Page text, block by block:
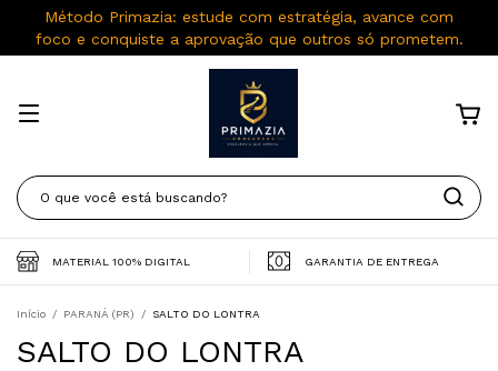
Método Primazia: estude com estratégia, avance com
foco e conquiste a aprovação que outros só prometem.
MATERIAL 100% DIGITAL GARANTIA DE ENTREGA
Início / PARANÁ (PR) / SALTO DO LONTRA
SALTO DO LONTRA